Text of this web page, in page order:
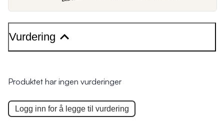
Vurdering
Produktet har ingen vurderinger
Logg inn for å legge til vurdering